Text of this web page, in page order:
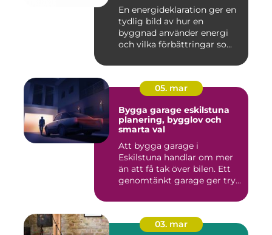
En energideklaration ger en
tydlig bild av hur en
byggnad använder energi
och vilka förbättringar so...
05. mar
Bygga garage eskilstuna
planering, bygglov och
smarta val
Att bygga garage i
Eskilstuna handlar om mer
än att få tak över bilen. Ett
genomtänkt garage ger try...
03. mar